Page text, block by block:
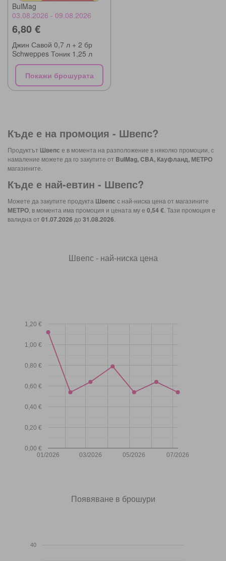
BulMag
03.08.2026 - 09.08.2026
6,80 €
Джин Савой 0,7 л + 2 бр
Schweppes Тоник 1,25 л
Покажи брошурата
Къде е на промоция - Швепс?
Продуктът Швепс е в момента на разположение в няколко промоции, с
намаление можете да го закупите от BulMag, CBA, Кауфланд, МЕТРО
магазините.
Къде е най-евтин - Швепс?
Можете да закупите продукта Швепс с най-ниска цена от магазините
МЕТРО , в момента има промоция и цената му е 0,54 € . Тази промоция е
валидна от 01.07.2026 до 31.08.2026
Швепс - най-ниска цена
01/2026 03/2026 05/2026 07/2026
0,00 €
0,20 €
0,40 €
0,60 €
0,80 €
1,00 €
1,20 €
Появяване в брошури
40